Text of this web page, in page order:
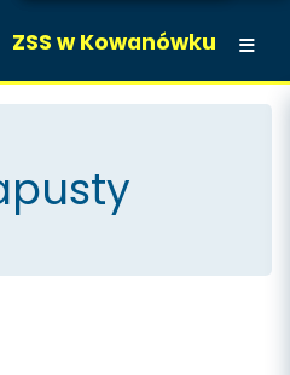
ZSS w Kowanówku